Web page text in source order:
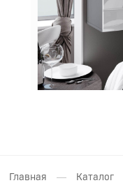
Главная — Каталог